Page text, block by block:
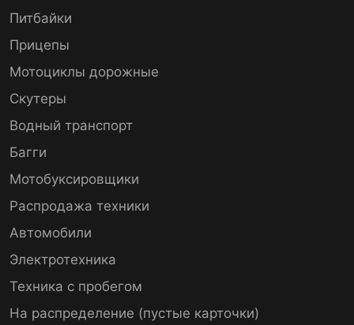
Питбайки
Прицепы
Мотоциклы дорожные
Скутеры
Водный транспорт
Багги
Мотобуксировщики
Распродажа техники
Автомобили
Электротехника
Техника с пробегом
На распределение (пустые карточки)